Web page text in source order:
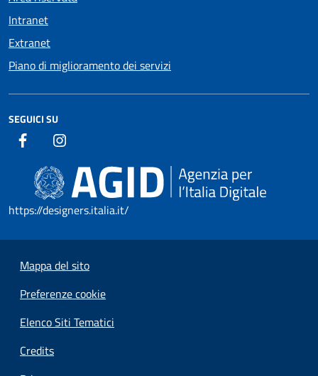
Intranet
Extranet
Piano di miglioramento dei servizi
SEGUICI SU
https://designers.italia.it/
Mappa del sito
Preferenze cookie
Elenco Siti Tematici
Credits